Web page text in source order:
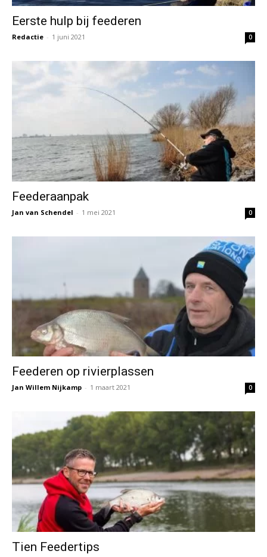
Eerste hulp bij feederen
Redactie - 1 juni 2021 0
Feederaanpak
Jan van Schendel - 1 mei 2021 0
Feederen op rivierplassen
Jan Willem Nijkamp - 1 maart 2021 0
Tien Feedertips